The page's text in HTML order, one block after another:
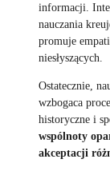
informacji.
nauczania
promuje
niesłyszących.
Ostatecznie,
wzbogaca
historyczne i
wspólnoty
akceptacji